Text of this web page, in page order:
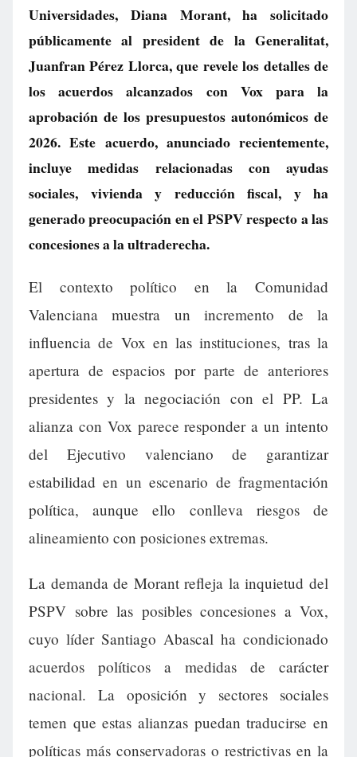
Universidades, Diana Morant, ha solicitado
públicamente al president de la Generalitat,
Juanfran Pérez Llorca, que revele los detalles de
los acuerdos alcanzados con Vox para la
aprobación de los presupuestos autonómicos de
2026. Este acuerdo, anunciado recientemente,
incluye medidas relacionadas con ayudas
sociales, vivienda y reducción fiscal, y ha
generado preocupación en el PSPV respecto a las
concesiones a la ultraderecha.
El contexto político en la Comunidad
Valenciana muestra un incremento de la
influencia de Vox en las instituciones, tras la
apertura de espacios por parte de anteriores
presidentes y la negociación con el PP. La
alianza con Vox parece responder a un intento
del Ejecutivo valenciano de garantizar
estabilidad en un escenario de fragmentación
política, aunque ello conlleva riesgos de
alineamiento con posiciones extremas.
La demanda de Morant refleja la inquietud del
PSPV sobre las posibles concesiones a Vox,
cuyo líder Santiago Abascal ha condicionado
acuerdos políticos a medidas de carácter
nacional. La oposición y sectores sociales
temen que estas alianzas puedan traducirse en
políticas más conservadoras o restrictivas en la